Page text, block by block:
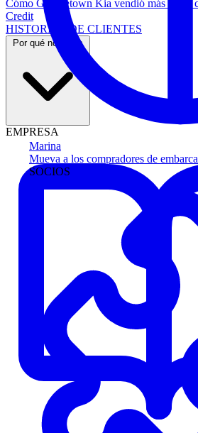
Marina
Mueva a los compradores de
SOCIOS
Cómo Georgetown Kia vendió más autos
Credit
HISTORIAS DE CLIENTES
Por qué nosotros
EMPRESA